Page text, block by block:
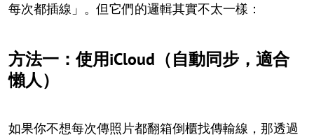
每次都插線」。但它們的邏輯其實不太一樣：
方法一：使用iCloud（自動同步，適合
懶人）
如果你不想每次傳照片都翻箱倒櫃找傳輸線，那透過